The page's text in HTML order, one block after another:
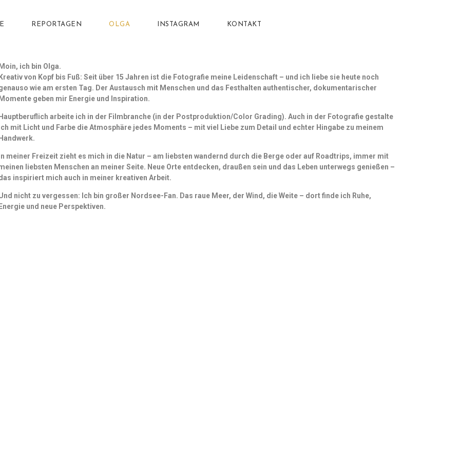
REPORTAGEN OLGA INSTAGRAM KONTAKT
ich bin Olga.
von Kopf bis Fuß: Seit über 15 Jahren ist die Fotografie meine Leidenschaft – und ich liebe sie heute noch
wie am ersten Tag. Der Austausch mit Menschen und das Festhalten authentischer, dokumentarischer
geben mir Energie und Inspiration.
arbeite ich in der Filmbranche (in der Postproduktion/Color Grading). Auch in der Fotografie gestalte
mit Licht und Farbe die Atmosphäre jedes Moments – mit viel Liebe zum Detail und echter Hingabe zu meinem
meiner Freizeit zieht es mich in die Natur – am liebsten wandernd durch die Berge oder auf Roadtrips, immer mit
liebsten Menschen an meiner Seite. Neue Orte entdecken, draußen sein und das Leben unterwegs genießen –
inspiriert mich auch in meiner kreativen Arbeit.
nicht zu vergessen: Ich bin großer Nordsee-Fan. Das raue Meer, der Wind, die Weite – dort finde ich Ruhe,
und neue Perspektiven.